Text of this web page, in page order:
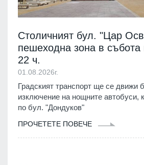
Столичният бул. "Цар
пешеходна зона в
22 ч.
01.08.2026г.
Градският транспорт ще се движи
изключение на нощните автобуси,
по бул. "Дондуков"
ПРОЧЕТЕТЕ ПОВЕЧЕ